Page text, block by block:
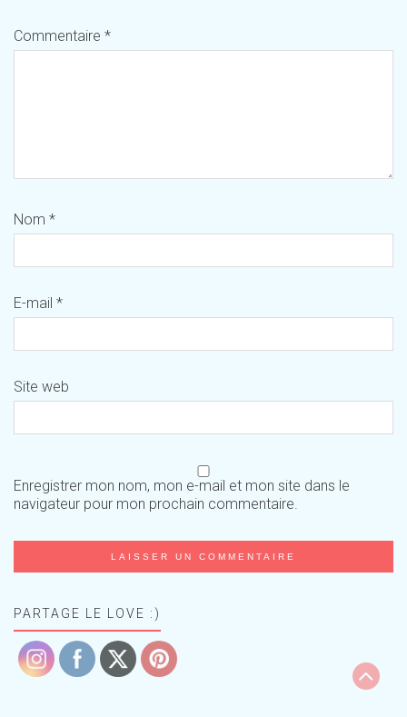
Commentaire *
Nom *
E-mail *
Site web
Enregistrer mon nom, mon e-mail et mon site dans le
navigateur pour mon prochain commentaire.
PARTAGE LE LOVE :)